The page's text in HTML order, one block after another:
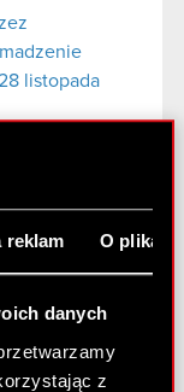
reklam O
danych
z
listopada
Art. 56